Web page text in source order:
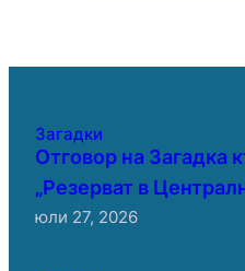
Загадки
Отговор на Загадка
„Резерват в
юли 27, 2026